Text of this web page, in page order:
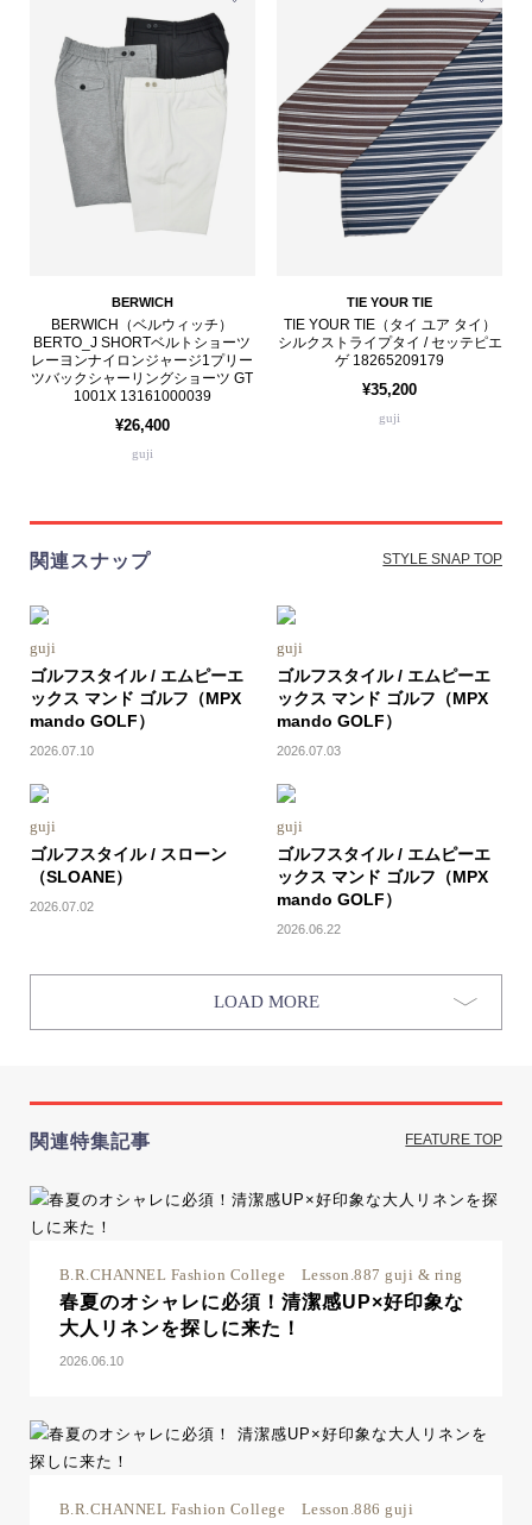
BERWICH
BERWICH（ベルウィッチ）
BERTO_J SHORTベルトショーツ
レーヨンナイロンジャージ1プリー
ツバックシャーリングショーツ GT
1001X 13161000039
¥26,400
guji
TIE YOUR TIE
TIE YOUR TIE（タイ ユア タイ）
シルクストライプタイ / セッテピエ
ゲ 18265209179
¥35,200
guji
関連スナップ STYLE SNAP TOP
guji
ゴルフスタイル / エムピーエ
ックス マンド ゴルフ（MPX
mando GOLF）
2026.07.10
guji
ゴルフスタイル / エムピーエ
ックス マンド ゴルフ（MPX
mando GOLF）
2026.07.03
guji
ゴルフスタイル / スローン
（SLOANE）
2026.07.02
guji
ゴルフスタイル / エムピーエ
ックス マンド ゴルフ（MPX
mando GOLF）
2026.06.22
LOAD MORE
関連特集記事 FEATURE TOP
B.R.CHANNEL Fashion College Lesson.887 guji & ring
春夏のオシャレに必須！清潔感UP×好印象な
大人リネンを探しに来た！
2026.06.10
B.R.CHANNEL Fashion College Lesson.886 guji